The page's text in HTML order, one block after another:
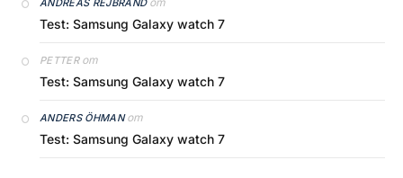
ANDREAS REJBRAND
Test: Samsung Galaxy watch 7
PETTERom
Test: Samsung Galaxy watch 7
ANDERS ÖHMANom
Test: Samsung Galaxy watch 7